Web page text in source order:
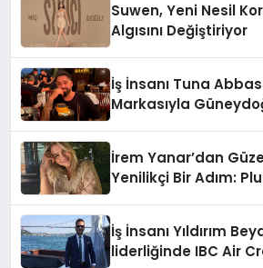
Suwen, Yeni Nesil
Algısını Değiştiriyor
İş İnsanı Tuna
Markasıyla
İrem Yanar’dan
Yenilikçi Bir Adım:
İş İnsanı Yıldırım
liderliğinde IBC Air